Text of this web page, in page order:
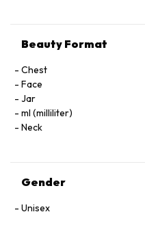
Beauty Format
Chest
Face
Jar
ml (milliliter)
Neck
Gender
Unisex